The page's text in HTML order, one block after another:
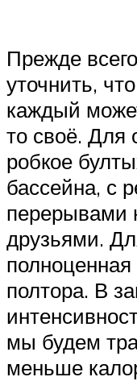
Прежде
уточнить,
каждый
то своё. Для
робкое
бассейна, с
перерывами
друзьями.
полтора. В
мы будем
меньше